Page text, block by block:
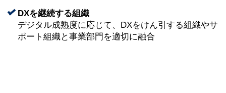
DXを継続する組織
デジタル成熟度に応じて、DXをけん引する組織やサ
ポート組織と事業部門を適切に融合